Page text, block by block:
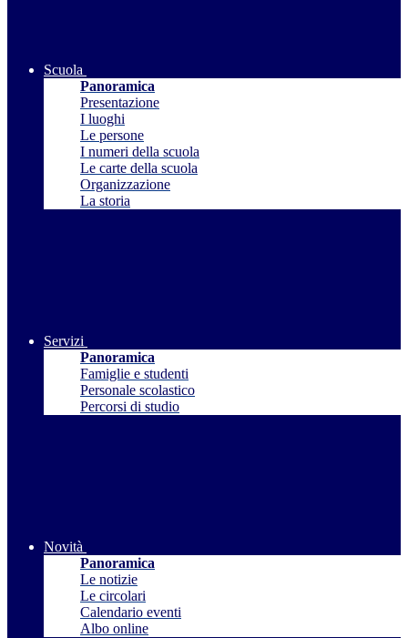
Scuola
Panoramica
Presentazione
I luoghi
Le persone
I numeri della scuola
Le carte della scuola
Organizzazione
La storia
Servizi
Panoramica
Famiglie e studenti
Personale scolastico
Percorsi di studio
Novità
Panoramica
Le notizie
Le circolari
Calendario eventi
Albo online